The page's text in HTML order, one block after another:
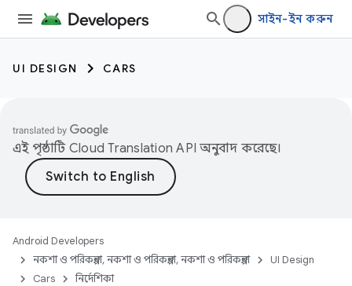
সাইন-ইন করুন
UI DESIGN CARS
এই পৃষ্ঠাটি Cloud Translation API অনুবাদ করেছে।
Android Developers
নকশা ও পরিকল্পনা, নকশা ও পরিকল্পনা, নকশা ও পরিকল্পনা
UI Design
Cars
নির্দেশিকা